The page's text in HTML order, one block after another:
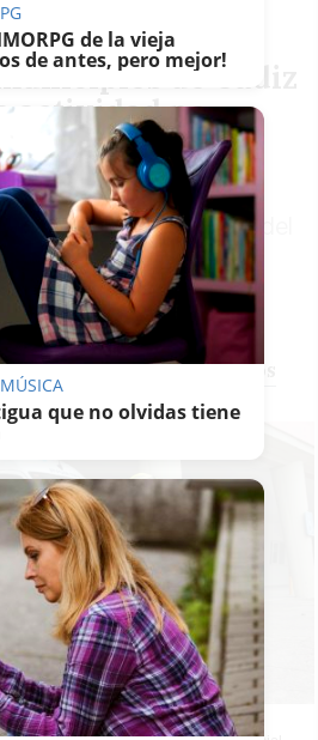
de Cádiz
actividad no
este miércoles:
alerta máxima
Vejer, Chipiona, Prado del
y Algar cerrarán
toda actividad no
próximos 14 días
el cierre de los colegios
desinfección en Medina Sidonia, que
de la vieja
de antes, pero mejor!
que no olvidas tiene